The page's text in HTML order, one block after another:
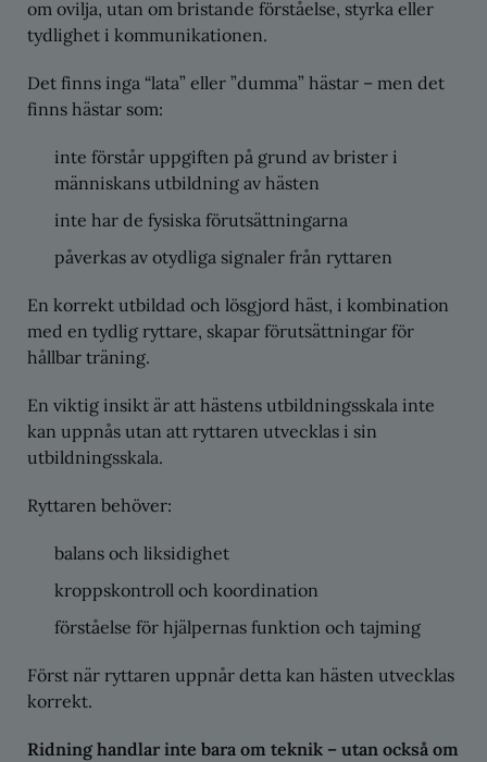
om ovilja, utan om bristande förståelse, styrka eller
tydlighet i kommunikationen.
Det finns inga “lata” eller ”dumma” hästar – men det
finns hästar som:
inte förstår uppgiften på grund av brister i
människans utbildning av hästen
inte har de fysiska förutsättningarna
påverkas av otydliga signaler från ryttaren
En korrekt utbildad och lösgjord häst, i kombination
med en tydlig ryttare, skapar förutsättningar för
hållbar träning.
En viktig insikt är att hästens utbildningsskala inte
kan uppnås utan att ryttaren utvecklas i sin
utbildningsskala.
Ryttaren behöver:
balans och liksidighet
kroppskontroll och koordination
förståelse för hjälpernas funktion och tajming
Först när ryttaren uppnår detta kan hästen utvecklas
korrekt.
Ridning handlar inte bara om teknik – utan också om